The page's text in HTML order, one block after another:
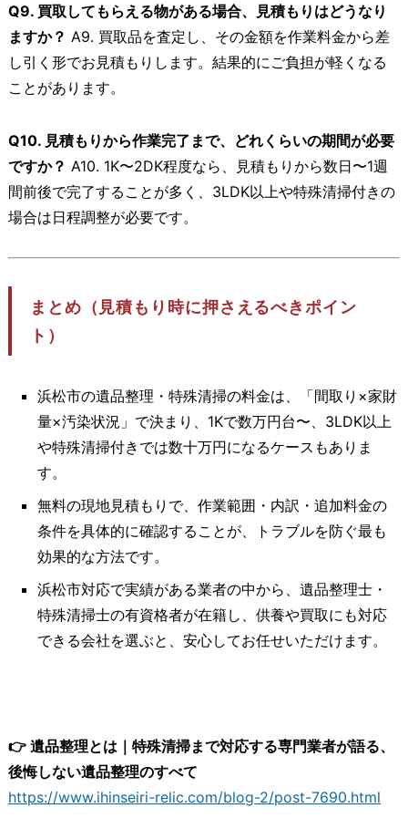
Q9. 買取してもらえる物がある場合、見積もりはどうなり
ますか？ A9. 買取品を査定し、その金額を作業料金から差
し引く形でお見積もりします。結果的にご負担が軽くなる
ことがあります。
Q10. 見積もりから作業完了まで、どれくらいの期間が必要
ですか？ A10. 1K〜2DK程度なら、見積もりから数日〜1週
間前後で完了することが多く、3LDK以上や特殊清掃付きの
場合は日程調整が必要です。
まとめ（見積もり時に押さえるべきポイン
ト）
浜松市の遺品整理・特殊清掃の料金は、「間取り×家財
量×汚染状況」で決まり、1Kで数万円台〜、3LDK以上
や特殊清掃付きでは数十万円になるケースもありま
す。
無料の現地見積もりで、作業範囲・内訳・追加料金の
条件を具体的に確認することが、トラブルを防ぐ最も
効果的な方法です。
浜松市対応で実績がある業者の中から、遺品整理士・
特殊清掃士の有資格者が在籍し、供養や買取にも対応
できる会社を選ぶと、安心してお任せいただけます。
👉 遺品整理とは｜特殊清掃まで対応する専門業者が語る、
後悔しない遺品整理のすべて
https://www.ihinseiri-relic.com/blog-2/post-7690.html